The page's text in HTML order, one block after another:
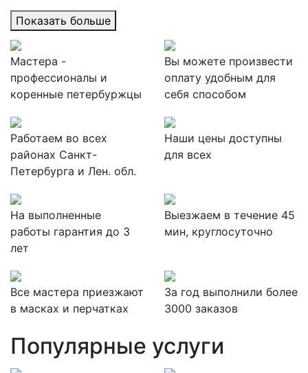
Показать больше
Мастера -
профессионалы и
коренные петербуржцы
Вы можете произвести
оплату удобным для
себя способом
Работаем во всех
районах Санкт-
Петербурга и Лен. обл.
Наши цены доступны
для всех
На выполненные
работы гарантия до 3
лет
Выезжаем в течение 45
мин, круглосуточно
Все мастера приезжают
в масках и перчатках
За год выполнили более
3000 заказов
Популярные услуги